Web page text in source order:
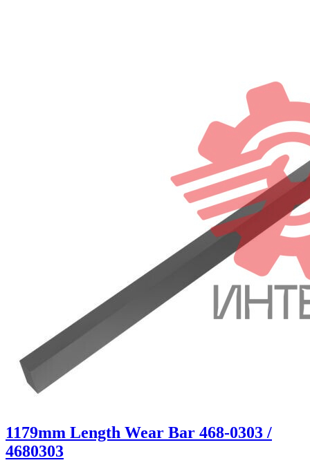
1179mm Length Wear Bar 468-0303 /
4680303